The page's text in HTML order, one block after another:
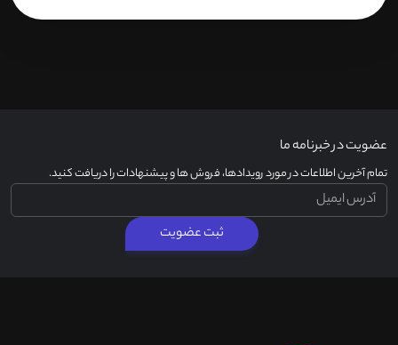
عضویت در خبرنامه ما
تمام آخرین اطلاعات در مورد رویدادها، فروش ها و پیشنهادات را دریافت کنید.
ثبت عضویت